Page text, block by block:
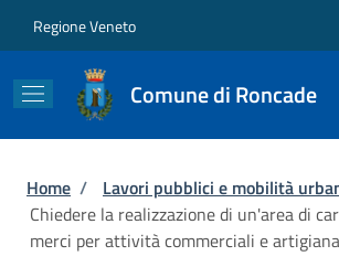
Regione Veneto
Comune di Roncade
Briciole di pane
Home / Lavori pubblici e mobilità
Chiedere la realizzazione di un'area di
merci per attività commerciali e